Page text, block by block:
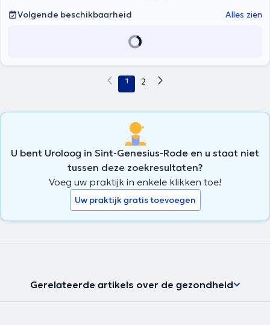
débitmètre, un bilan urodynamique, Fibroscope (urètre et vessie)
Volgende beschikbaarheid Alles zien
1 2
U bent Uroloog in Sint-Genesius-Rode en u staat niet
tussen deze zoekresultaten?
Voeg uw praktijk in enkele klikken toe!
Uw praktijk gratis toevoegen
Gerelateerde artikels over de gezondheid